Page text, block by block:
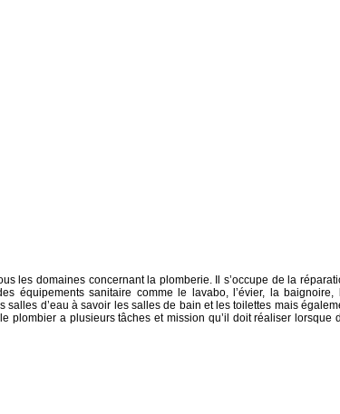
les domaines concernant la plomberie. Il s’occupe de la
équipements sanitaire comme le lavabo, l’évier, la baignoire,
d’eau à savoir les salles de bain et les toilettes mais
plombier a plusieurs tâches et mission qu’il doit réaliser lorsque